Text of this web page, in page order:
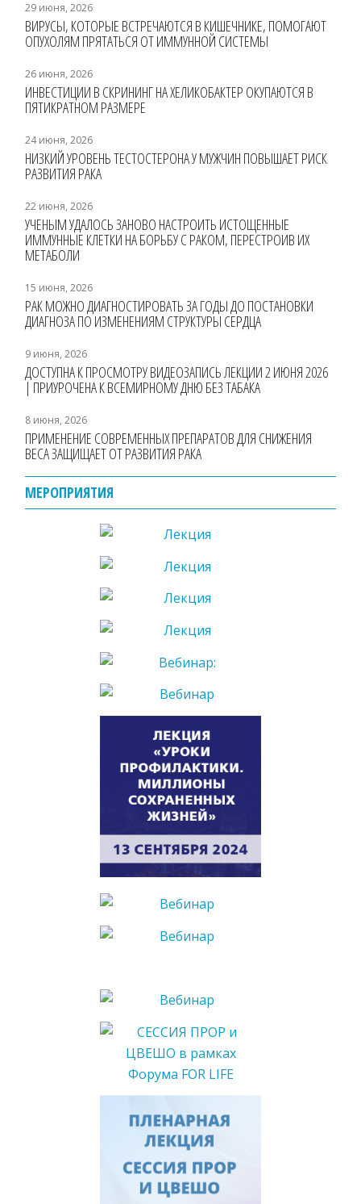
29 июня, 2026
ВИРУСЫ, КОТОРЫЕ ВСТРЕЧАЮТСЯ В КИШЕЧНИКЕ, ПОМОГАЮТ
ОПУХОЛЯМ ПРЯТАТЬСЯ ОТ ИММУННОЙ СИСТЕМЫ
26 июня, 2026
ИНВЕСТИЦИИ В СКРИНИНГ НА ХЕЛИКОБАКТЕР ОКУПАЮТСЯ В
ПЯТИКРАТНОМ РАЗМЕРЕ
24 июня, 2026
НИЗКИЙ УРОВЕНЬ ТЕСТОСТЕРОНА У МУЖЧИН ПОВЫШАЕТ РИСК
РАЗВИТИЯ РАКА
22 июня, 2026
УЧЕНЫМ УДАЛОСЬ ЗАНОВО НАСТРОИТЬ ИСТОЩЕННЫЕ
ИММУННЫЕ КЛЕТКИ НА БОРЬБУ С РАКОМ, ПЕРЕСТРОИВ ИХ
МЕТАБОЛИ
15 июня, 2026
РАК МОЖНО ДИАГНОСТИРОВАТЬ ЗА ГОДЫ ДО ПОСТАНОВКИ
ДИАГНОЗА ПО ИЗМЕНЕНИЯМ СТРУКТУРЫ СЕРДЦА
9 июня, 2026
ДОСТУПНА К ПРОСМОТРУ ВИДЕОЗАПИСЬ ЛЕКЦИИ 2 ИЮНЯ 2026
| ПРИУРОЧЕНА К ВСЕМИРНОМУ ДНЮ БЕЗ ТАБАКА
8 июня, 2026
ПРИМЕНЕНИЕ СОВРЕМЕННЫХ ПРЕПАРАТОВ ДЛЯ СНИЖЕНИЯ
ВЕСА ЗАЩИЩАЕТ ОТ РАЗВИТИЯ РАКА
МЕРОПРИЯТИЯ